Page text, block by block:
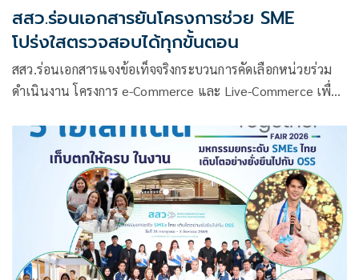
สสว.ร่อนเอกสารยันโครงการช่วย SME
โปร่งใสตรวจสอบได้ทุกขั้นตอน
สสว.ร่อนเอกสารแจงข้อเท็จจริงกระบวนการคัดเลือกหน่วยร่วม
ดำเนินงาน โครงการ e-Commerce และ Live-Commerce เพื่อ
ได้ทุกขั้นตอน